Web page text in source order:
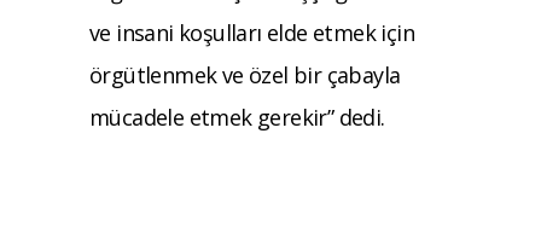
ve insani koşulları elde etmek için
örgütlenmek ve özel bir çabayla
mücadele etmek gerekir” dedi.